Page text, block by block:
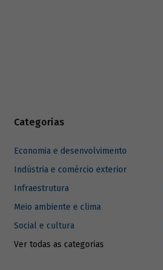
Categorias
Economia e desenvolvimento
Indústria e comércio exterior
Infraestrutura
Meio ambiente e clima
Social e cultura
Ver todas as categorias